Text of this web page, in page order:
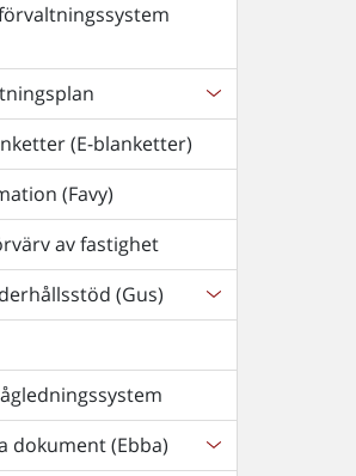
(E-blanketter)
(Favy)
av fastighet
(Gus)
dokument (Ebba)